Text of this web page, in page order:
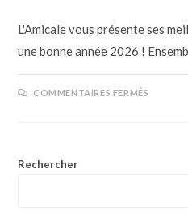
L'Amicale vous présente ses
une bonne année 2026 !
COMMENTAIRES FERMÉS
Rechercher